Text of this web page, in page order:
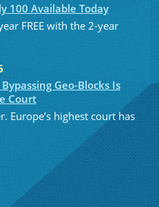
100 Available Today
FREE with the 2-year
Geo-Blocks Is
Court
Europe’s highest court has